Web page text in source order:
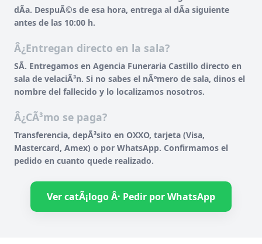
dÃ­a. DespuÃ©s de esa hora, entrega al dÃ­a siguiente
antes de las 10:00 h.
Â¿Entregan directo en la sala?
SÃ­. Entregamos en Agencia Funeraria Castillo directo en
sala de velaciÃ³n. Si no sabes el nÃºmero de sala, dinos el
nombre del fallecido y lo localizamos nosotros.
Â¿CÃ³mo se paga?
Transferencia, depÃ³sito en OXXO, tarjeta (Visa,
Mastercard, Amex) o por WhatsApp. Confirmamos el
pedido en cuanto quede realizado.
Ver catÃ¡logo Â· Pedir por WhatsApp